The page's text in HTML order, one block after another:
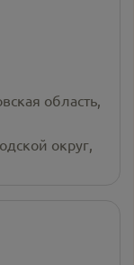
область,
округ,